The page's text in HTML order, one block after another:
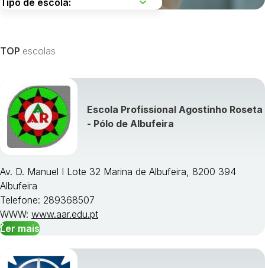
Visualizar todos os cursos »
TOP escolas
Escola Profissional Agostinho Roseta
- Pólo de Albufeira
Av. D. Manuel I Lote 32 Marina de Albufeira, 8200 394
Albufeira
Telefone: 289368507
WWW: www.aar.edu.pt
Ler mais